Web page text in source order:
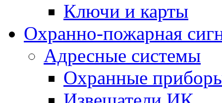
Ключи и карты
Охранно-пожарная
Адресные системы
Охранные